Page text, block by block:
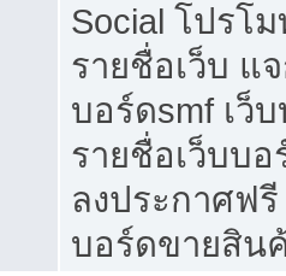
Social โปรโ
รายชื่อเว็บ แ
บอร์ดsmf เว็
รายชื่อเว็บบ
ลงประกาศฟรี
บอร์ดขายสิน